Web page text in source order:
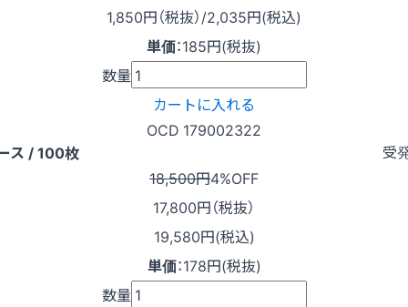
1,850円（税抜）/2,035円(税込)
単価：185円(税抜)
数量
カートに入れる
OCD 179002322
ス / 100枚
受
18,500円4%OFF
17,800円（税抜）
19,580円(税込)
単価：178円(税抜)
数量